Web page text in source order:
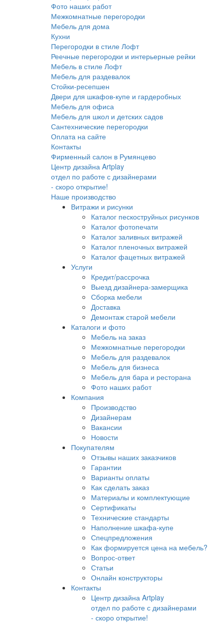
Фото наших работ
Межкомнатные перегородки
Мебель для дома
Кухни
Перегородки в стиле Лофт
Реечные перегородки и интерьерные рейки
Мебель в стиле Лофт
Мебель для раздевалок
Стойки-ресепшен
Двери для шкафов-купе и гардеробных
Мебель для офиса
Мебель для школ и детских садов
Сантехнические перегородки
Оплата на сайте
Контакты
Фирменный салон в Румянцево
Центр дизайна Artplay
отдел по работе с дизайнерами
- скоро открытие!
Наше производство
Витражи и рисунки
Каталог пескоструйных рисунков
Каталог фотопечати
Каталог заливных витражей
Каталог пленочных витражей
Каталог фацетных витражей
Услуги
Кредит/рассрочка
Выезд дизайнера-замерщика
Сборка мебели
Доставка
Демонтаж старой мебели
Каталоги и фото
Мебель на заказ
Межкомнатные перегородки
Мебель для раздевалок
Мебель для бизнеса
Мебель для бара и ресторана
Фото наших работ
Компания
Производство
Дизайнерам
Вакансии
Новости
Покупателям
Отзывы наших заказчиков
Гарантии
Варианты оплаты
Как сделать заказ
Материалы и комплектующие
Сертификаты
Технические стандарты
Наполнение шкафа-купе
Спецпредложения
Как формируется цена на мебель?
Вопрос-ответ
Статьи
Онлайн конструкторы
Контакты
Центр дизайна Artplay
отдел по работе с дизайнерами
- скоро открытие!